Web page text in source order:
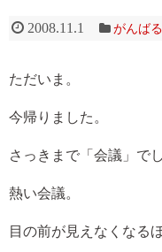
2008.11.1 がんば
ただいま。
今帰りました。
さっきまで「会議」でし
熱い会議。
目の前が見えなくなる